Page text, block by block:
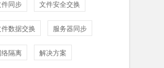
同步 文件安全交换
数据交换 服务器同步
络隔离 解决方案